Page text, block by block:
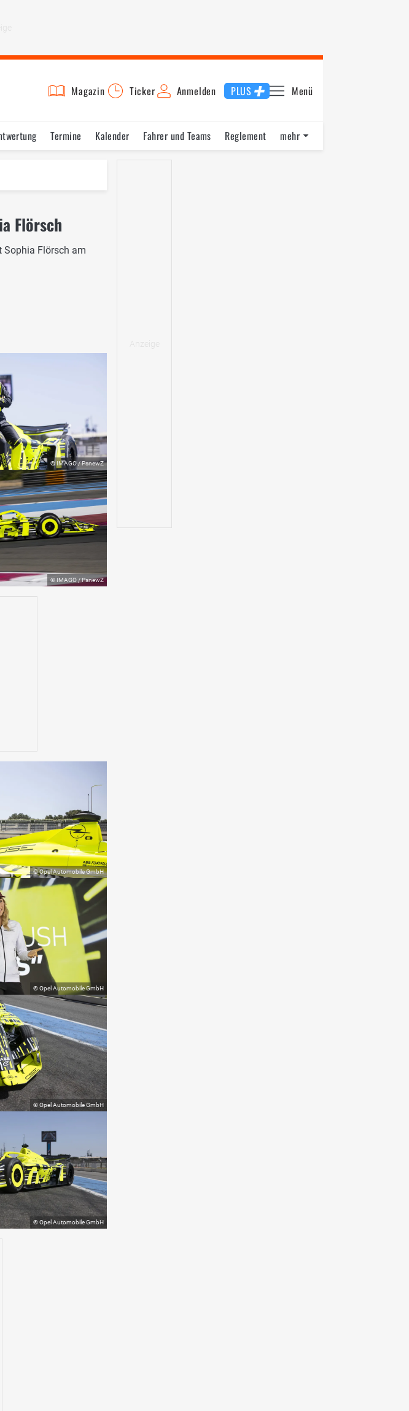
Magazin Ticker Anmelden PLUS Menü
Termine Kalender Fahrer und Teams
Reglement
mehr
Flörsch
Sophia Flörsch am